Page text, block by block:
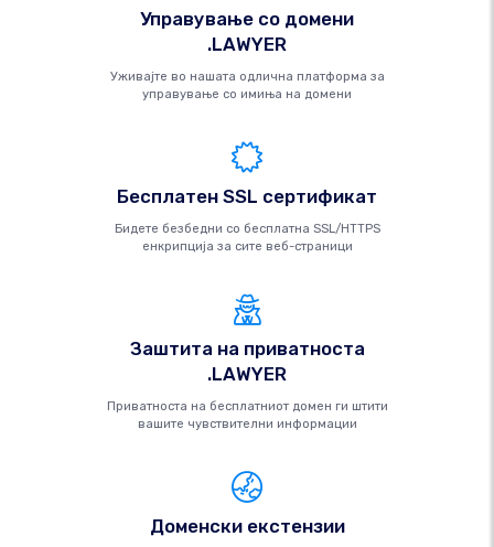
Управување со домени
.LAWYER
Уживајте во нашата одлична платформа за
управување со имиња на домени
Бесплатен SSL сертификат
Бидете безбедни со бесплатна SSL/HTTPS
енкрипција за сите веб-страници
Заштита на приватноста
.LAWYER
Приватноста на бесплатниот домен ги штити
вашите чувствителни информации
Доменски екстензии